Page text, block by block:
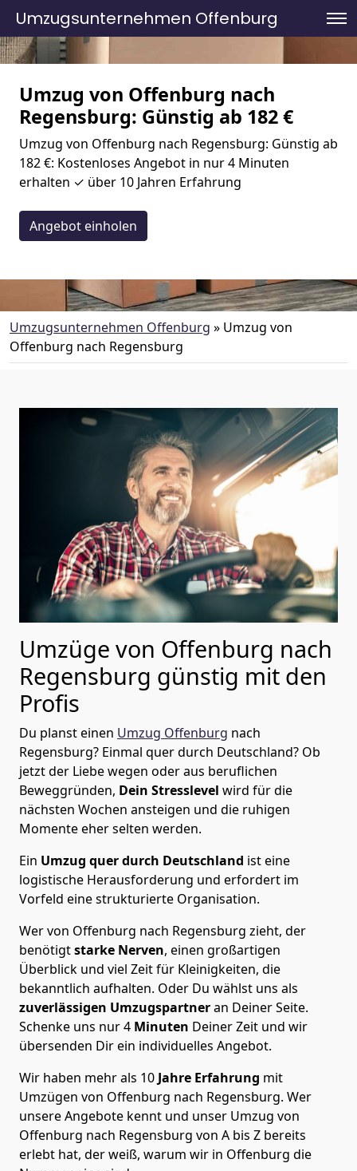
Umzugsunternehmen Offenburg
Umzug von Offenburg nach
Regensburg: Günstig ab 182 €
Umzug von Offenburg nach Regensburg: Günstig ab
182 €: Kostenloses Angebot in nur 4 Minuten
erhalten ✓ über 10 Jahren Erfahrung
Angebot einholen
Umzugsunternehmen Offenburg » Umzug von
Offenburg nach Regensburg
Umzüge von Offenburg nach
Regensburg günstig mit den
Profis
Du planst einen Umzug Offenburg nach
Regensburg? Einmal quer durch Deutschland? Ob
jetzt der Liebe wegen oder aus beruflichen
Beweggründen, Dein Stresslevel wird für die
nächsten Wochen ansteigen und die ruhigen
Momente eher selten werden.
Ein Umzug quer durch Deutschland ist eine
logistische Herausforderung und erfordert im
Vorfeld eine strukturierte Organisation.
Wer von Offenburg nach Regensburg zieht, der
benötigtstarke Nerven, einen großartigen
Überblick und viel Zeit für Kleinigkeiten, die
bekanntlich aufhalten. Oder Du wählst uns als
zuverlässigen Umzugspartneran Deiner Seite.
Schenke uns nur4 Minuten Deiner Zeit und wir
übersenden Dir ein individuelles Angebot.
Wir haben mehr als 10 Jahre Erfahrung mit
Umzügen von Offenburg nach Regensburg. Wer
unsere Angebote kennt und unser Umzug von
Offenburg nach Regensburg von A bis Z bereits
erlebt hat, der weiß, warum wir in Offenburg die